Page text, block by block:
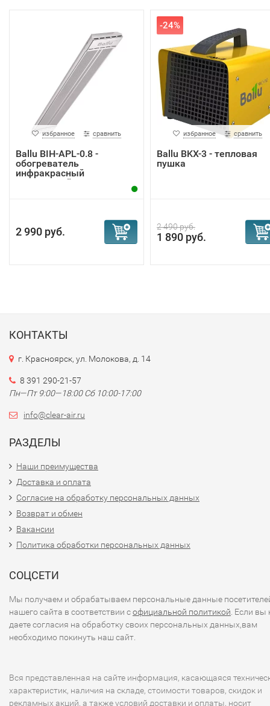
избранное сравнить
Ballu BIH-APL-0.8 -
обогреватель
инфракрасный
потолочный
2 990 руб.
-24%
избранное сравнить
Ballu BKX-3 - тепловая
пушка
2 490 руб.
1 890 руб.
КОНТАКТЫ
г. Красноярск, ул. Молокова, д. 14
8 391 290-21-57
Пн—Пт 9:00—18:00 Сб 10:00-17:00
info@clear-air.ru
РАЗДЕЛЫ
Наши преимущества
Доставка и оплата
Согласие на обработку персональных данных
Возврат и обмен
Вакансии
Политика обработки персональных данных
СОЦСЕТИ
Мы получаем и обрабатываем персональные данные
нашего сайта в соответствии софициальной политикой . Если вы
даете согласия на обработку своих персональных данных,вам
необходимо покинуть наш сайт.
Вся представленная на сайте информация, касающаяся
характеристик, наличия на складе, стоимости товаров, скидок и
рекламных акций, а также условий доставки и оплаты, носит